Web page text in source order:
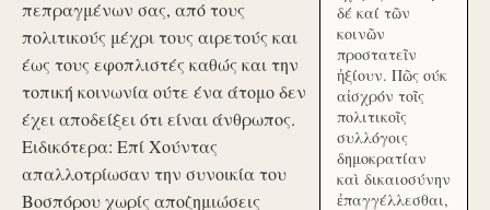
πεπραγμένων σας, από τους
πολιτικούς μέχρι τους αιρετούς και
έως τους εφοπλιστές καθώς και την
τοπική κοινωνία ούτε ένα άτομο δεν
έχει αποδείξει ότι είναι άνθρωπος.
Ειδικότερα: Επί Χούντας
απαλλοτρίωσαν την συνοικία του
Βοσπόρου χωρίς αποζημιώσεις
δέ καί τῶν
κοινῶν
προστατεῖν
ἠξίουν. Πῶς ούκ
αἰσχρόν τοῖς
πολιτικοῖς
συλλόγοις
δημοκρατίαν
καὶ δικαιοσύνην
ἐπαγγέλλεσθαι,